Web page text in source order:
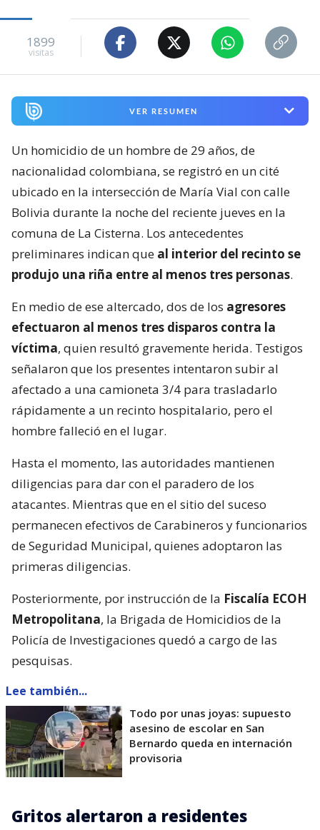
1899
visitas
VER RESUMEN
Un homicidio de un hombre de 29 años, de
nacionalidad colombiana, se registró en un cité
ubicado en la intersección de María Vial con calle
Bolivia durante la noche del reciente jueves en la
comuna de La Cisterna. Los antecedentes
preliminares indican que al interior del recinto se
produjo una riña entre al menos tres personas.
En medio de ese altercado, dos de los agresores
efectuaron al menos tres disparos contra la
víctima, quien resultó gravemente herida. Testigos
señalaron que los presentes intentaron subir al
afectado a una camioneta 3/4 para trasladarlo
rápidamente a un recinto hospitalario, pero el
hombre falleció en el lugar.
Hasta el momento, las autoridades mantienen
diligencias para dar con el paradero de los
atacantes. Mientras que en el sitio del suceso
permanecen efectivos de Carabineros y funcionarios
de Seguridad Municipal, quienes adoptaron las
primeras diligencias.
Posteriormente, por instrucción de la Fiscalía ECOH
Metropolitana, la Brigada de Homicidios de la
Policía de Investigaciones quedó a cargo de las
pesquisas.
Lee también...
Todo por unas joyas: supuesto
asesino de escolar en San
Bernardo queda en internación
provisoria
Gritos alertaron a residentes